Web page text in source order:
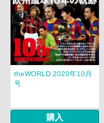
theWORLD 2020年10月
号
購入